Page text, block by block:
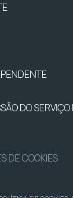
DO
DE COOKIES